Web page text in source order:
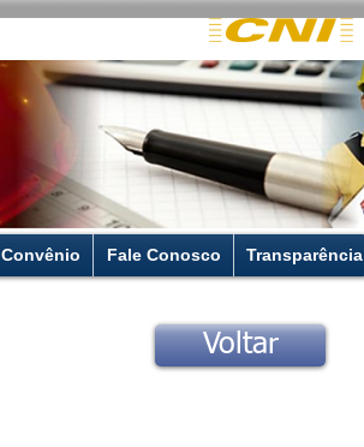
Convênio Fale Conosco Transparência
Voltar